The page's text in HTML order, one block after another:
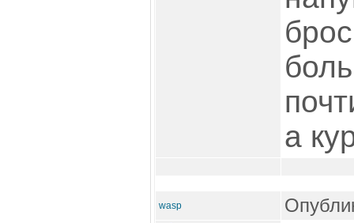
а
wasp